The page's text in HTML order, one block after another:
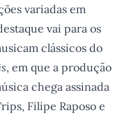
variadas em
vai para os
clássicos do
, em que a produção
chega assinada
Filipe Raposo e